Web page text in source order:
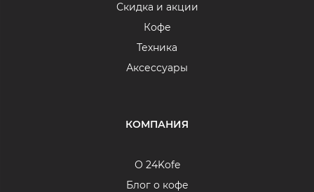
Скидка и акции
Кофе
Техника
Аксессуары
КОМПАНИЯ
О 24Kofe
Блог о кофе